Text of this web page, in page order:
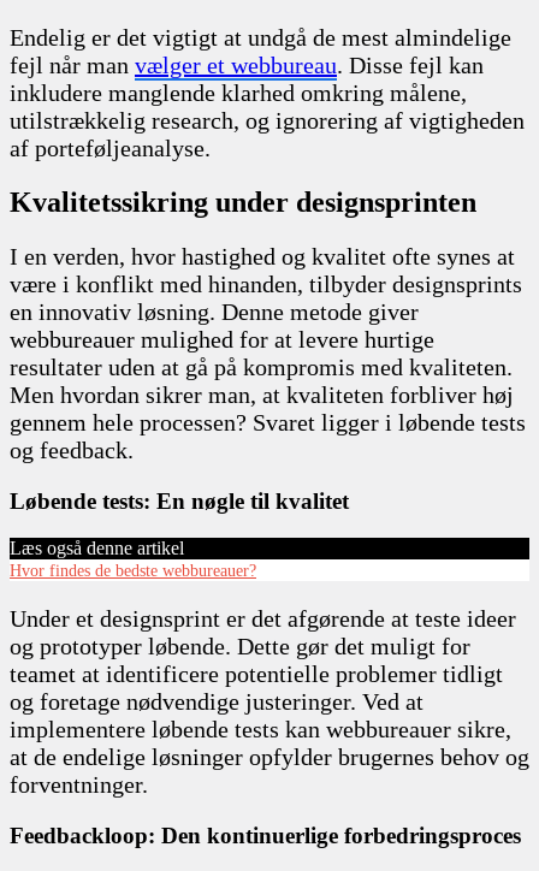
Endelig er det vigtigt at undgå de mest almindelige
fejl når man vælger et webbureau. Disse fejl kan
inkludere manglende klarhed omkring målene,
utilstrækkelig research, og ignorering af vigtigheden
af porteføljeanalyse.
Kvalitetssikring under designsprinten
I en verden, hvor hastighed og kvalitet ofte synes at
være i konflikt med hinanden, tilbyder designsprints
en innovativ løsning. Denne metode giver
webbureauer mulighed for at levere hurtige
resultater uden at gå på kompromis med kvaliteten.
Men hvordan sikrer man, at kvaliteten forbliver høj
gennem hele processen? Svaret ligger i løbende tests
og feedback.
Løbende tests: En nøgle til kvalitet
Læs også denne artikel
Hvor findes de bedste webbureauer?
Under et designsprint er det afgørende at teste ideer
og prototyper løbende. Dette gør det muligt for
teamet at identificere potentielle problemer tidligt
og foretage nødvendige justeringer. Ved at
implementere løbende tests kan webbureauer sikre,
at de endelige løsninger opfylder brugernes behov og
forventninger.
Feedbackloop: Den kontinuerlige forbedringsproces